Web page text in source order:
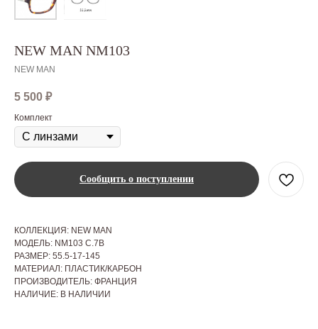
NEW MAN NM103
NEW MAN
5 500 ₽
Комплект
Сообщить о поступлении
КОЛЛЕКЦИЯ: NEW MAN
МОДЕЛЬ: NM103 C.7B
РАЗМЕР: 55.5-17-145
МАТЕРИАЛ: ПЛАСТИК/КАРБОН
ПРОИЗВОДИТЕЛЬ: ФРАНЦИЯ
НАЛИЧИЕ: В НАЛИЧИИ